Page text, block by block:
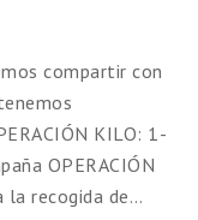
compartir con
KILO: 1-
OPERACIÓN
la recogida de…